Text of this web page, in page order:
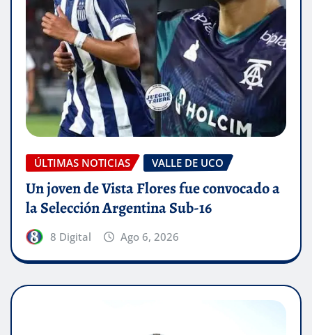
ÚLTIMAS NOTICIAS VALLE DE UCO
Un joven de Vista Flores fue convocado a
la Selección Argentina Sub-16
8 Digital Ago 6, 2026